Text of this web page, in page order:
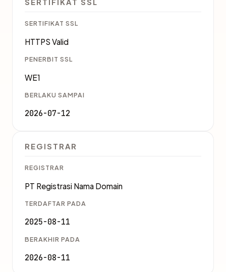
SERTIFIKAT SSL
SERTIFIKAT SSL
HTTPS Valid
PENERBIT SSL
WE1
BERLAKU SAMPAI
2026-07-12
REGISTRAR
REGISTRAR
PT Registrasi Nama Domain
TERDAFTAR PADA
2025-08-11
BERAKHIR PADA
2026-08-11